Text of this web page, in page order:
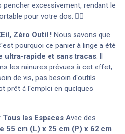
pencher excessivement, rendant le
pour votre dos. 🧘‍♀️
Zéro Outil ! Nous savons que
pourquoi ce panier à linge a été
ultra-rapide et sans tracas. Il
les rainures prévues à cet effet,
de vis, pas besoin d'outils
prêt à l'emploi en quelques
les Espaces Avec des
55 cm (L) x 25 cm (P) x 62 cm